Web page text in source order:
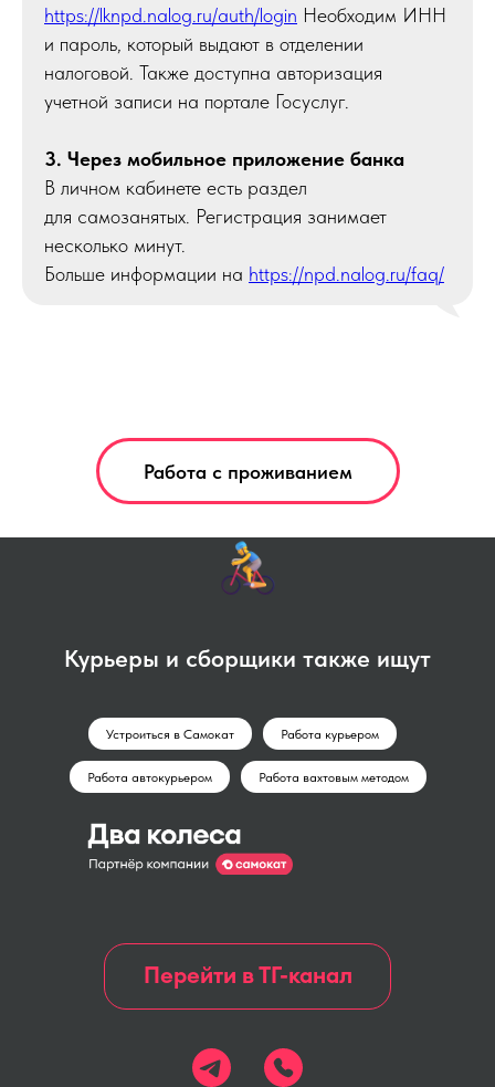
https://lknpd.nalog.ru/auth/login Необходим ИНН
и пароль, который выдают в отделении
налоговой. Также доступна авторизация
учетной записи на портале Госуслуг.
3. Через мобильное приложение банка
В личном кабинете есть раздел
для самозанятых. Регистрация занимает
несколько минут.
Больше информации на https://npd.nalog.ru/faq/
Работа с проживанием
Курьеры и сборщики также ищут
Устроиться в Самокат Работа курьером
Работа автокурьером Работа вахтовым методом
Перейти в ТГ-канал